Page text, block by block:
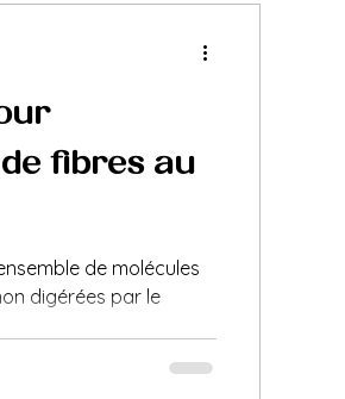
fibres au
de molécules
digérées par le